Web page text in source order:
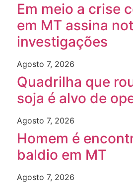
Em meio a crise
em MT assina
investigações
Agosto 7, 2026
Quadrilha que
soja é alvo de
Agosto 7, 2026
Homem é
baldio em MT
Agosto 7, 2026